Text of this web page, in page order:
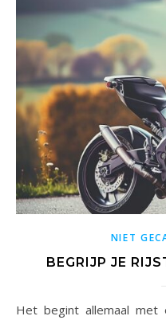
NIET
BEGRIJP JE
Het begint allemaal met een goed begrip van je eigen